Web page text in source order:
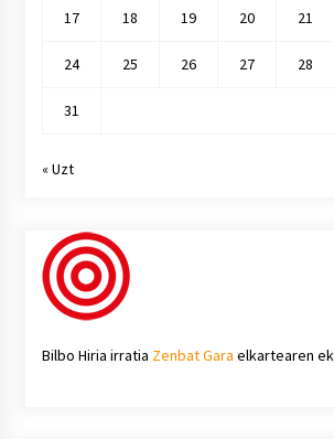
17 18 19 20 21
24 25 26 27 28
31
« Uzt
Bilbo Hiria irratia Zenbat Gara elkartearen